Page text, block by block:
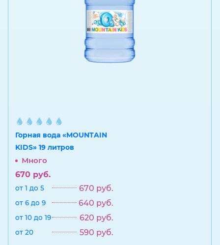
Горная вода «MOUNTAIN
KIDS» 19 литров
Много
670 руб.
от 1 до 5 670 руб.
от 6 до 9 640 руб.
от 10 до 19 620 руб.
от 20 590 руб.